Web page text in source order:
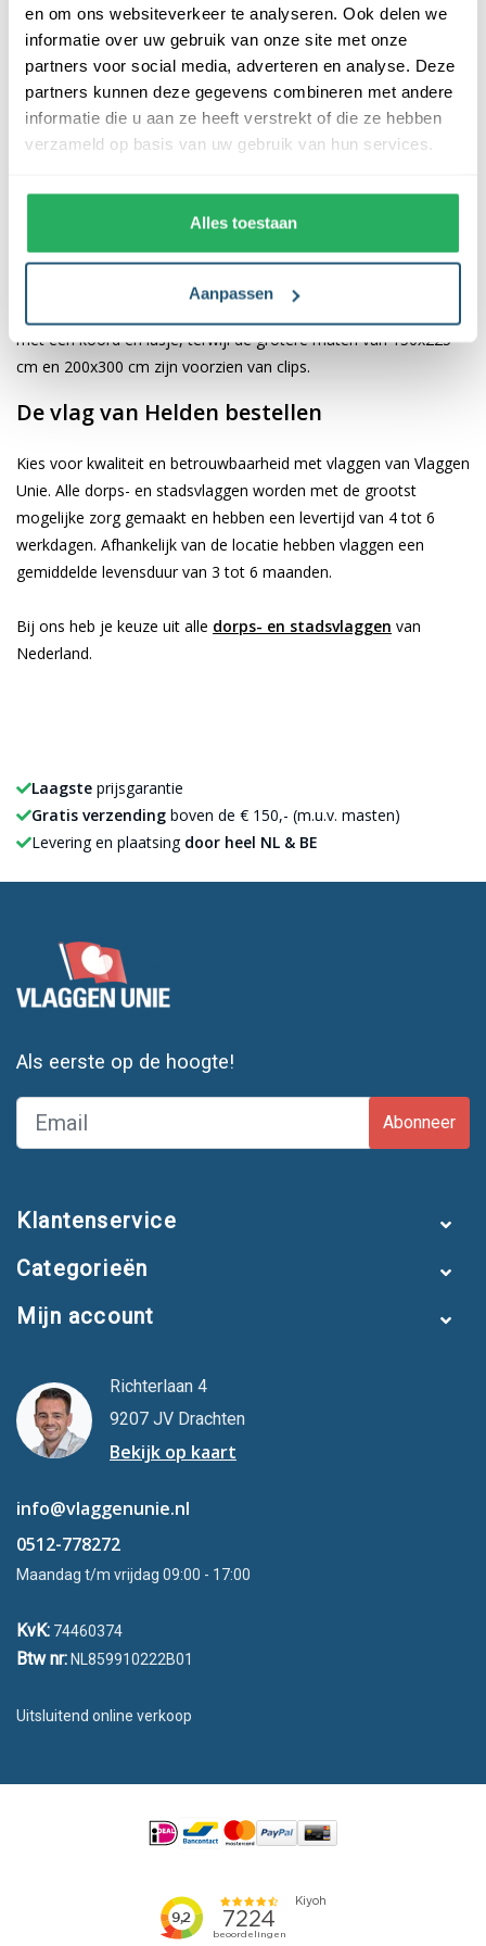
en om ons websiteverkeer te analyseren. Ook delen we
informatie over uw gebruik van onze site met onze
partners voor social media, adverteren en analyse. Deze
partners kunnen deze gegevens combineren met andere
informatie die u aan ze heeft verstrekt of die ze hebben
verzameld op basis van uw gebruik van hun services.
Alles toestaan
Aanpassen
De afwerking van onze vlaggen is van hoge kwaliteit. Ze zijn
voorzien van een sterke kopband en een dubbele stiknaad, wat
bijdraagt aan hun duurzaamheid en stevigheid. Wij bieden de
vlag vanHelden aan in verschillende afmetingen, namelijk 40x60
cm, 70x100 cm, 100x150 cm, 150x225 cm en 200x300 cm.
Afhankelijk van de afmetingen die je kiest, worden de vlaggen
voorzien van verschillende bevestigingsmogelijkheden. De
met een koord en lusje, terwijl de grotere maten van 150x225
cm en 200x300 cm zijn voorzien van clips.
De vlag van Helden bestellen
Kies voor kwaliteit en betrouwbaarheid met vlaggen van Vlaggen
Unie. Alle dorps- en stadsvlaggen worden met de grootst
mogelijke zorg gemaakt en hebben een levertijd van 4 tot 6
werkdagen. Afhankelijk van de locatie hebben vlaggen een
gemiddelde levensduur van 3 tot 6 maanden.
Bij ons heb je keuze uit alle dorps- en stadsvlaggen van
Nederland.
Laagste prijsgarantie
Gratis verzending boven de € 150,- (m.u.v. masten)
Levering en plaatsing door heel NL & BE
Als eerste op de hoogte!
Abonneer
Klantenservice
Categorieën
Mijn account
Richterlaan 4
9207 JV Drachten
Bekijk op kaart
info@vlaggenunie.nl
0512-778272
Maandag t/m vrijdag 09:00 - 17:00
KvK: 74460374
Btw nr: NL859910222B01
Uitsluitend online verkoop